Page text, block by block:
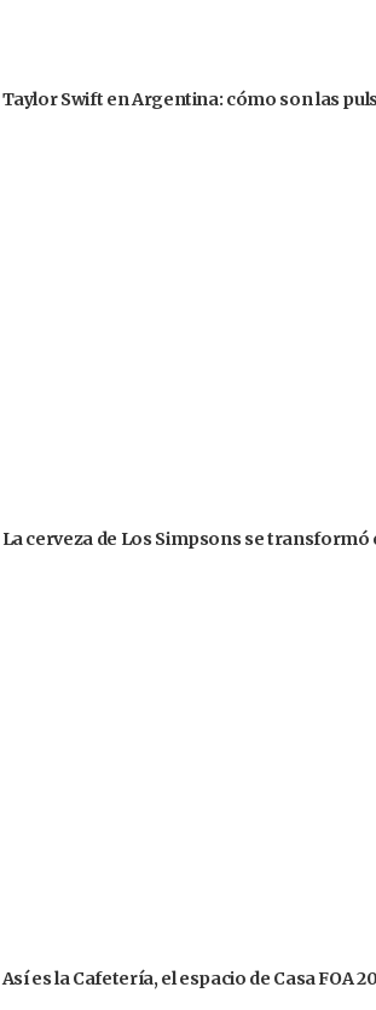
Taylor Swift en Argentina: cómo son las
La cerveza de Los Simpsons se
Así es la Cafetería, el espacio de Casa FOA